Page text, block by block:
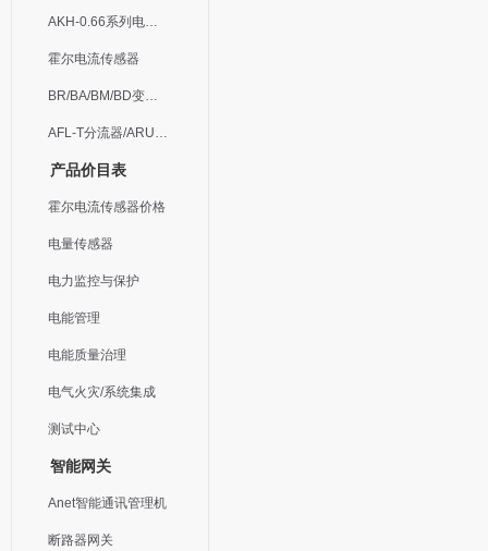
AKH-0.66系列电流互感器
霍尔电流传感器
BR/BA/BM/BD变送器
AFL-T分流器/ARU浪涌保护器
产品价目表
霍尔电流传感器价格
电量传感器
电力监控与保护
电能管理
电能质量治理
电气火灾/系统集成
测试中心
智能网关
Anet智能通讯管理机
断路器网关